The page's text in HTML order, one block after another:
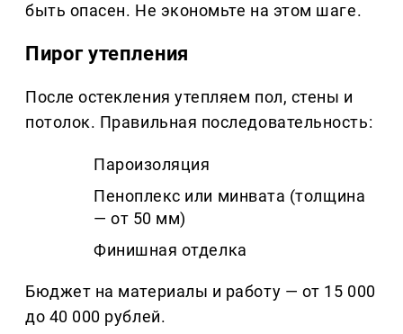
быть опасен. Не экономьте на этом шаге.
Пирог утепления
После остекления утепляем пол, стены и
потолок. Правильная последовательность:
Пароизоляция
Пеноплекс или минвата (толщина
— от 50 мм)
Финишная отделка
Бюджет на материалы и работу — от 15 000
до 40 000 рублей.